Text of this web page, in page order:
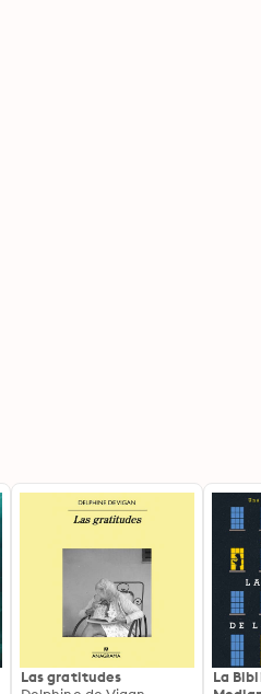
Las gratitudes
La